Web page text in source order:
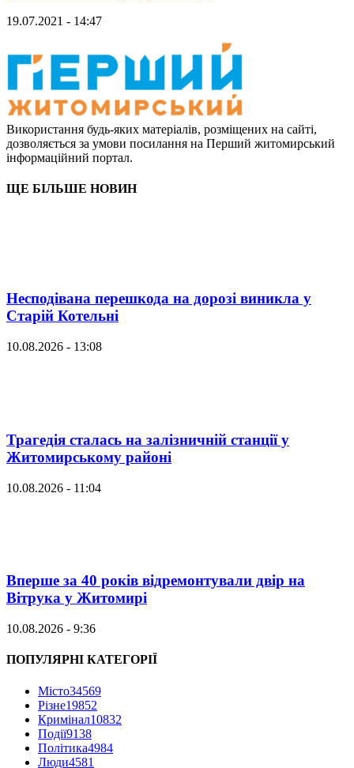
19.07.2021 - 14:47
Використання будь-яких матеріалів, розміщених на сайті,
дозволяється за умови посилання на Перший житомирський
інформаційний портал.
ЩЕ БІЛЬШЕ НОВИН
Несподівана перешкода на дорозі виникла у
Старій Котельні
10.08.2026 - 13:08
Трагедія сталась на залізничній станції у
Житомирському районі
10.08.2026 - 11:04
Вперше за 40 років відремонтували двір на
Вітрука у Житомирі
10.08.2026 - 9:36
ПОПУЛЯРНІ КАТЕГОРІЇ
Місто34569
Різне19852
Кримінал10832
Події9138
Політика4984
Люди4581